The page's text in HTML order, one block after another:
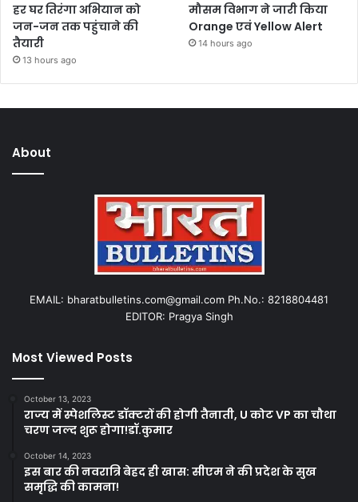
हर घर तिरंगा अभियान को
जन-जन तक पहुंचाने की
तैयारी
13 hours ago
मौसम विभाग ने जारी किया
Orange एवं Yellow Alert
14 hours ago
About
EMAIL: bharatbulletins.com@gmail.com Ph.No.: 8218804481
EDITOR: Pragya Singh
Most Viewed Posts
October 13, 2023
राज्य में स्पेशलिस्ट डॉक्टरों की होगी तैनाती, U कोट VP का चौथा
चरण जल्द शुरू होगा!डॉ.कुमार
October 14, 2023
इस बार की नवरात्रि बेहद ही खास: सीएम ने की प्रदेश के सुख
समृद्धि की कामना!